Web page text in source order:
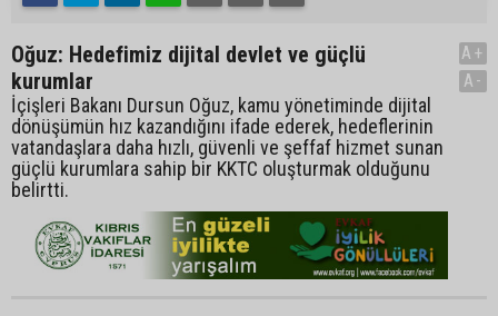
Oğuz: Hedefimiz dijital devlet ve güçlü
kurumlar
İçişleri Bakanı Dursun Oğuz, kamu yönetiminde dijital
dönüşümün hız kazandığını ifade ederek, hedeflerinin
vatandaşlara daha hızlı, güvenli ve şeffaf hizmet sunan
güçlü kurumlara sahip bir KKTC oluşturmak olduğunu
belirtti.
A+
A-